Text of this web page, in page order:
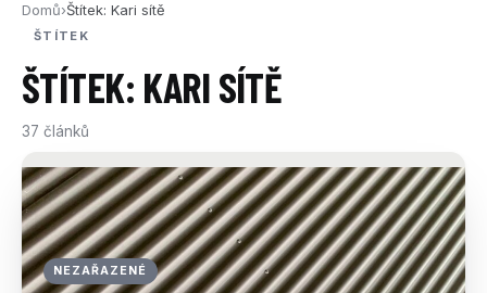
Domů›Štítek: Kari sítě
ŠTÍTEK
ŠTÍTEK: KARI SÍTĚ
37 článků
NEZAŘAZENÉ